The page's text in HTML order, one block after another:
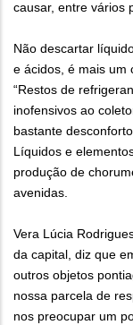
causar, entre vários
Não descartar
e ácidos, é mais um
“Restos de
inofensivos ao
bastante
Líquidos e
produção de
avenidas.
Vera Lúcia
da capital, diz que
outros objetos
nossa parcela de
nos preocupar um